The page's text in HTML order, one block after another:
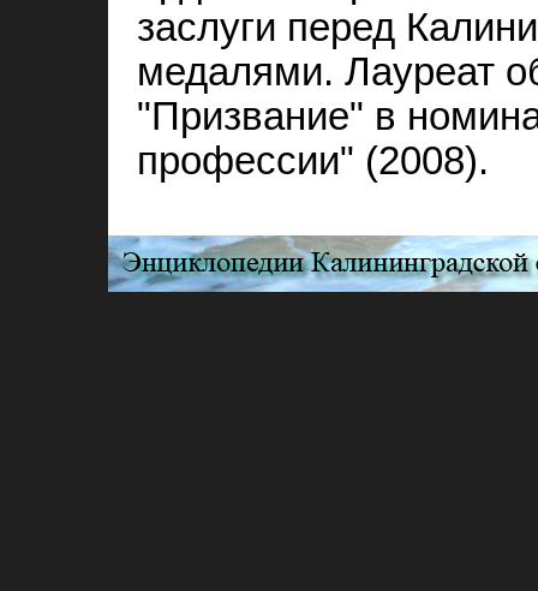
заслуги перед
медалями. Лауреат
"Призвание" в
профессии" (2008).